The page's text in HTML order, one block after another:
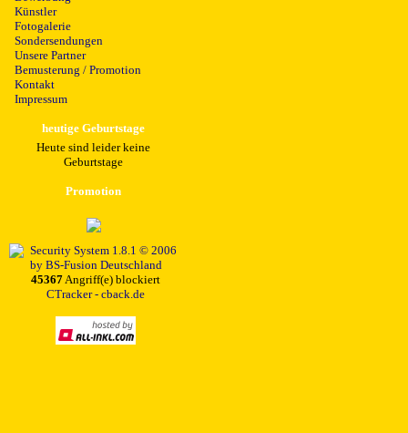
Künstler
Fotogalerie
Sondersendungen
Unsere Partner
Bemusterung / Promotion
Kontakt
Impressum
heutige Geburtstage
Heute sind leider keine
Geburtstage
Promotion
45367Angriff(e) blockiert
CTracker - cback.de